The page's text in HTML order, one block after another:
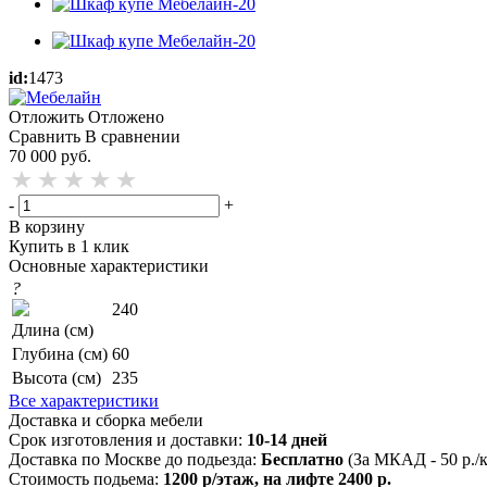
id:1473
Отложить Отложено
Сравнить В сравнении
70 000 руб.
-
+
В корзину
Купить в 1 клик
Основные характеристики
?
Длина (см)
240
Глубина (см) 60
Высота (см)
235
Все характеристики
Доставка и сборка мебели
Срок изготовления и доставки: 10-14 дней
Доставка по Москве до подьезда: Бесплатно (За МКАД - 50 р./
Стоимость подьема: 1200 р/этаж, на лифте 2400 р.